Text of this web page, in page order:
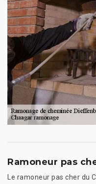
Ramoneur pas
Le ramoneur pas cher du